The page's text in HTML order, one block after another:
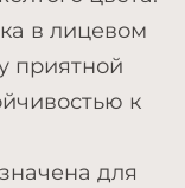
в лицевом
приятной
к
для